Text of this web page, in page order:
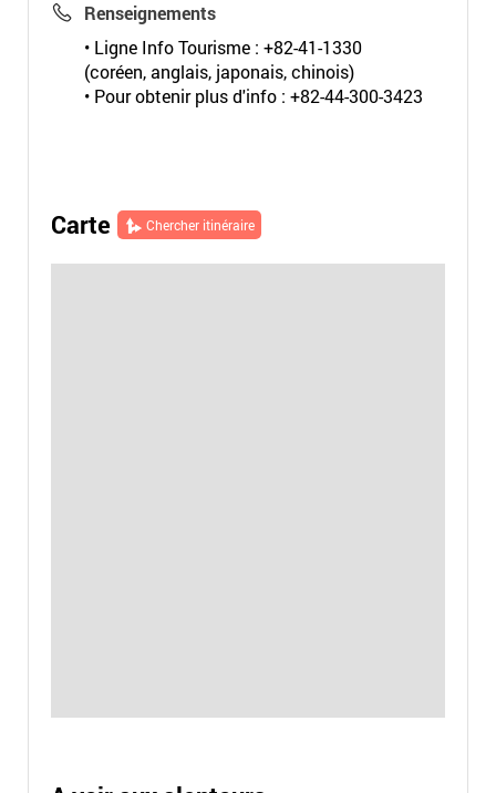
Renseignements
• Ligne Info Tourisme : +82-41-1330
(coréen, anglais, japonais, chinois)
• Pour obtenir plus d'info : +82-44-300-3423
Carte Chercher itinéraire